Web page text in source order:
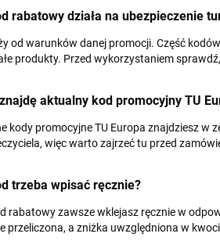
rabatowy działa na ubezpieczenie
od warunków danej promocji. Część
produkty. Przed wykorzystaniem
aktualny kod promocyjny TU
kody promocyjne TU Europa znajdziesz w
więc warto zajrzeć tu przed
trzeba wpisać ręcznie?
rabatowy zawsze wklejasz ręcznie w
przeliczona, a zniżka uwzględniona w